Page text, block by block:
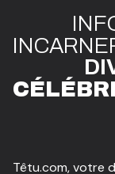
INCARN
CÉLÉBR
Têtu.com, votre